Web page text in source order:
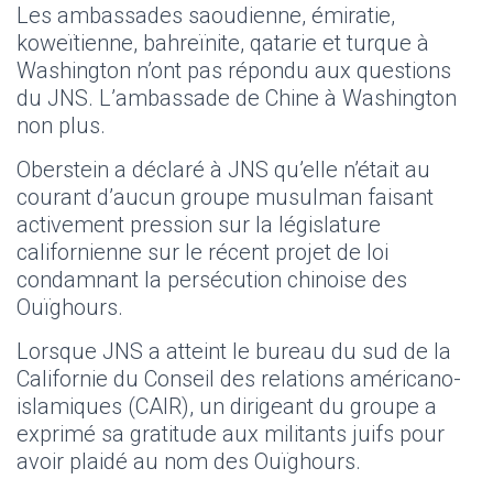
Les ambassades saoudienne, émiratie,
koweïtienne, bahreïnite, qatarie et turque à
Washington n’ont pas répondu aux questions
du JNS. L’ambassade de Chine à Washington
non plus.
Oberstein a déclaré à JNS qu’elle n’était au
courant d’aucun groupe musulman faisant
activement pression sur la législature
californienne sur le récent projet de loi
condamnant la persécution chinoise des
Ouïghours.
Lorsque JNS a atteint le bureau du sud de la
Californie du Conseil des relations américano-
islamiques (CAIR), un dirigeant du groupe a
exprimé sa gratitude aux militants juifs pour
avoir plaidé au nom des Ouïghours.